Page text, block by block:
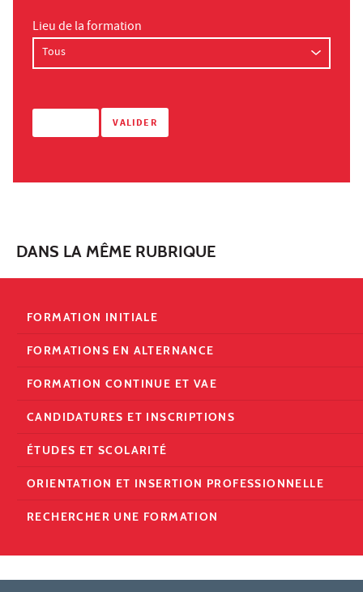
Lieu de la formation
DANS LA MÊME RUBRIQUE
FORMATION INITIALE
FORMATIONS EN ALTERNANCE
FORMATION CONTINUE ET VAE
CANDIDATURES ET INSCRIPTIONS
ÉTUDES ET SCOLARITÉ
ORIENTATION ET INSERTION PROFESSIONNELLE
RECHERCHER UNE FORMATION